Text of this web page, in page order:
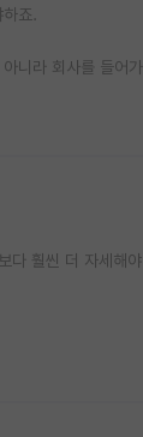
죠.
니라 회사를 들어
훨씬 더 자세해